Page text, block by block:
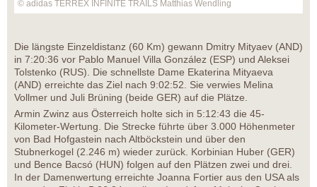
© adidas TERREX INFINITE TRAILS Matthias Wendling
Die längste Einzeldistanz (60 Km) gewann Dmitry Mityaev (AND)
in 7:20:36 vor Pablo Manuel Villa González (ESP) und Aleksei
Tolstenko (RUS). Die schnellste Dame Ekaterina Mityaeva
(AND) erreichte das Ziel nach 9:02:52. Sie verwies Melina
Vollmer und Juli Brüning (beide GER) auf die Plätze.
Armin Zwinz aus Österreich holte sich in 5:12:43 die 45-
Kilometer-Wertung. Die Strecke führte über 3.000 Höhenmeter
von Bad Hofgastein nach Altböckstein und über den
Stubnerkogel (2.246 m) wieder zurück. Korbinian Huber (GER)
und Bence Bacsó (HUN) folgen auf den Plätzen zwei und drei.
In der Damenwertung erreichte Joanna Fortier aus den USA als